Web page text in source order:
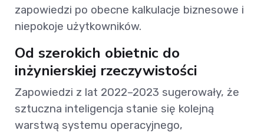
zapowiedzi po obecne kalkulacje biznesowe i
niepokoje użytkowników.
Od szerokich obietnic do
inżynierskiej rzeczywistości
Zapowiedzi z lat 2022–2023 sugerowały, że
sztuczna inteligencja stanie się kolejną
warstwą systemu operacyjnego,